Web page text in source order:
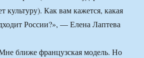
культуру). Как вам кажется, какая
России?», — Елена Лаптева
ближе французская модель. Но